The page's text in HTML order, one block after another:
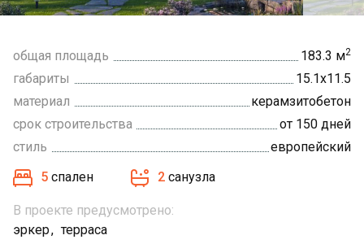
общая площадь 183.3 м2
габариты
15.1х11.5
материал
керамзитобетон
срок строительства
от 150 дней
стиль
европейский
5 спален 2 санузла
В проекте предусмотрено:
эркер
терраса